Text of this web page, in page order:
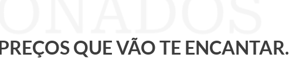
QUE VÃO TE ENCANTAR.